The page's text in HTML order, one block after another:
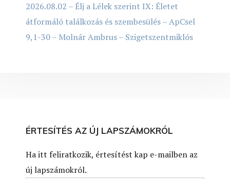
2026.08.02 – Élj a Lélek szerint IX: Életet
átformáló találkozás és szembesülés – ApCsel
9,1-30 – Molnár Ambrus – Szigetszentmiklós
ÉRTESÍTÉS AZ ÚJ LAPSZÁMOKRÓL
Ha itt feliratkozik, értesítést kap e-mailben az
új lapszámokról.